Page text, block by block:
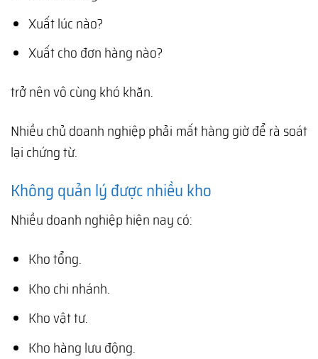
Xuất lúc nào?
Xuất cho đơn hàng nào?
trở nên vô cùng khó khăn.
Nhiều chủ doanh nghiệp phải mất hàng giờ để rà soát
lại chứng từ.
Không quản lý được nhiều kho
Nhiều doanh nghiệp hiện nay có:
Kho tổng.
Kho chi nhánh.
Kho vật tư.
Kho hàng lưu động.